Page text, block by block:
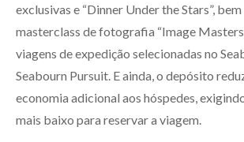
exclusivas e “Dinner Under the Stars”,
masterclass de fotografia “Image
viagens de expedição selecionadas no
Seabourn Pursuit. E ainda, o depósito
economia adicional aos hóspedes,
mais baixo para reservar a viagem.